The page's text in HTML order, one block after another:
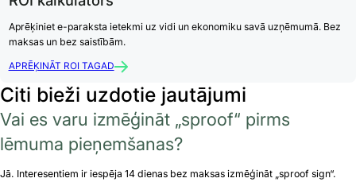
Aprēķiniet e-paraksta ietekmi uz vidi un ekonomiku savā uzņēmumā. Bez
maksas un bez saistībām.
APRĒĶINĀT ROI TAGAD
Citi bieži uzdotie jautājumi
Vai es varu izmēģināt „sproof“ pirms
lēmuma pieņemšanas?
Jā. Interesentiem ir iespēja 14 dienas bez maksas izmēģināt „sproof sign“.